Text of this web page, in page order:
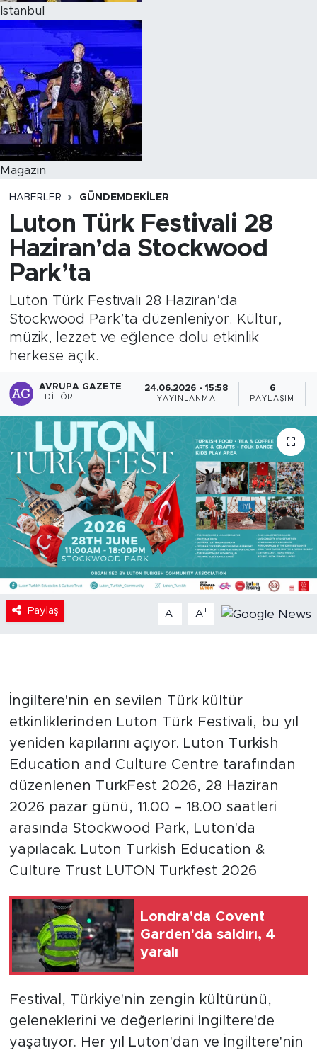
Istanbul
Magazin
HABERLER GÜNDEMDEKİLER
Luton Türk Festivali 28
Haziran’da Stockwood
Park’ta
Luton Türk Festivali 28 Haziran’da
Stockwood Park’ta düzenleniyor. Kültür,
müzik, lezzet ve eğlence dolu etkinlik
herkese açık.
AVRUPA GAZETE
EDITÖR
24.06.2026 - 15:58
YAYINLANMA
6
PAYLAŞIM
Paylaş A- A+
İngiltere'nin en sevilen Türk kültür
etkinliklerinden Luton Türk Festivali, bu yıl
yeniden kapılarını açıyor. Luton Turkish
Education and Culture Centre tarafından
düzenlenen TurkFest 2026, 28 Haziran
2026 pazar günü, 11.00 – 18.00 saatleri
arasında Stockwood Park, Luton'da
yapılacak. Luton Turkish Education &
Culture Trust LUTON Turkfest 2026
Londra'da Covent
Garden'da saldırı, 4
yaralı
Festival, Türkiye'nin zengin kültürünü,
geleneklerini ve değerlerini İngiltere'de
yaşatıyor. Her yıl Luton'dan ve İngiltere'nin